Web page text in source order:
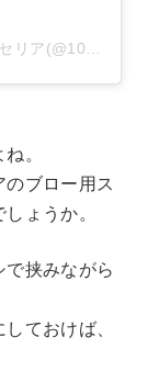
がシェアした投稿
。
ブロー用ス
ょうか。
挟みながら
ておけば、